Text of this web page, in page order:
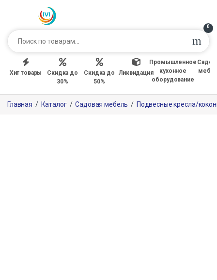
0
Хит товары
Скидка до
30%
Скидка до
50%
Ликвидация
Промышленное
кухонное
оборудование
Главная / Каталог / Садовая мебель / Подвесные кресла/